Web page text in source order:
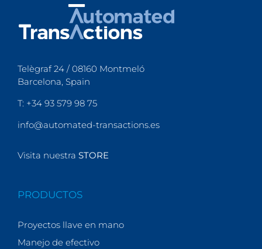
Telègraf 24 / 08160 Montmeló
Barcelona, Spain
T: +34 93 579 98 75
info@automated-transactions.es
Visita nuestra STORE
PRODUCTOS
Proyectos llave en mano
Manejo de efectivo